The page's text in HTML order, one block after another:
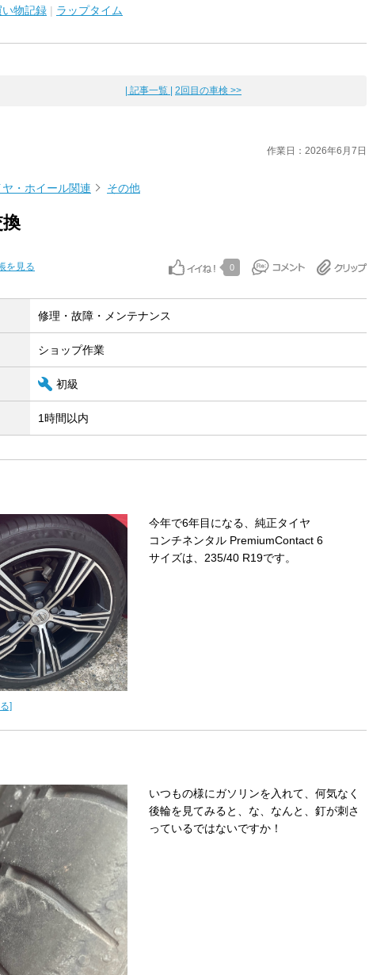
い物記録 | ラップタイム
| 記事一覧 | 2回目の車検 >>
作業日：2026年6月7日
ヤ・ホイール関連 その他
を見る 0
修理・故障・メンテナンス
ショップ作業
初級
1時間以内
]
今年で6年目になる、純正タイヤ
コンチネンタル PremiumContact 6
サイズは、235/40 R19です。
いつもの様にガソリンを入れて、何気なく
後輪を見てみると、な、なんと、釘が刺さ
っているではないですか！